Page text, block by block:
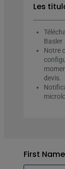
Les
Basler
Notre
devis.
First Name